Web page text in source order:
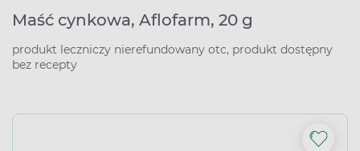
Maść cynkowa, Aflofarm, 20 g
produkt leczniczy nierefundowany otc, produkt dostępny
bez recepty